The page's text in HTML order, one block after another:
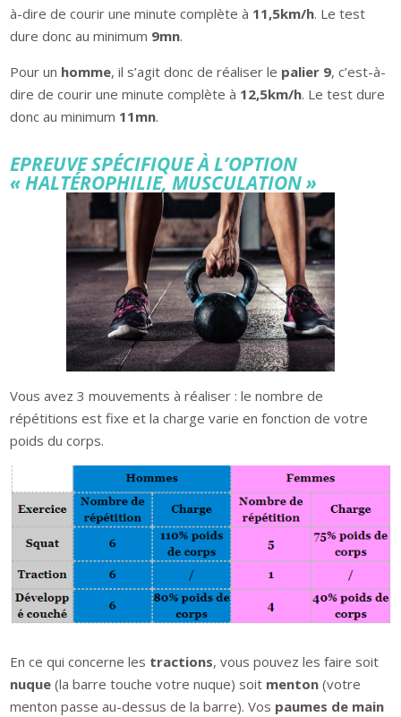
à-dire de courir une minute complète à 11,5km/h. Le test
dure donc au minimum 9mn.
Pour un homme, il s’agit donc de réaliser le palier 9, c’est-à-
dire de courir une minute complète à 12,5km/h. Le test dure
donc au minimum 11mn.
EPREUVE SPÉCIFIQUE À L’OPTION
« HALTÉROPHILIE, MUSCULATION »
Vous avez 3 mouvements à réaliser : le nombre de
répétitions est fixe et la charge varie en fonction de votre
poids du corps.
En ce qui concerne les tractions, vous pouvez les faire soit
nuque (la barre touche votre nuque) soit menton (votre
menton passe au-dessus de la barre). Vos paumes de main